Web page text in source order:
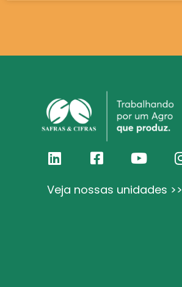
Veja nossas unidades >>